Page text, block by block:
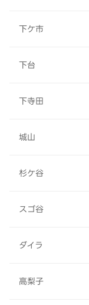
下ケ市
下台
下寺田
城山
杉ケ谷
スゴ谷
ダイラ
高梨子